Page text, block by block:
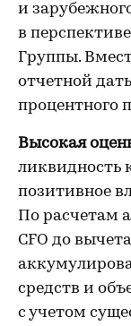
и
в
Группы.
отчетной
процентного
Высокая
ликвидность
позитивное
По расчетам
CFO до
средств и
с учетом